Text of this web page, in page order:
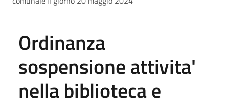
Ordinanza
sospensione attivita'
nella biblioteca e